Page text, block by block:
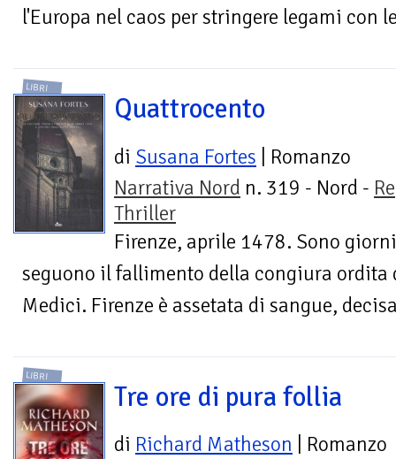
l'Europa nel caos per stringere legami con
LIBRI
Quattrocento
di Susana Fortes | Romanzo
Narrativa Nord n. 319 - Nord -
Thriller
Firenze, aprile 1478. Sono
seguono il fallimento della congiura
Medici. Firenze è assetata di sangue,
LIBRI
Tre ore di pura follia
di Richard Matheson | Romanzo